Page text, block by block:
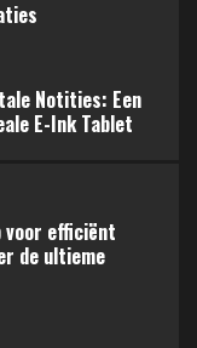
voor efficiënt
de ultieme
een ultiem